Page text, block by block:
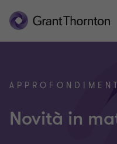
Novità in